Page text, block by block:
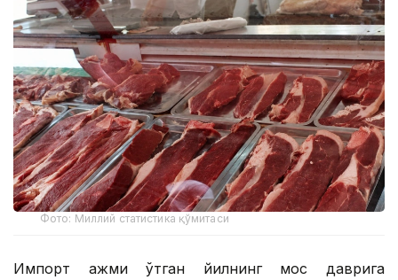
Фото: Миллий статистика қўмитаси
Импорт ҳажми ўтган йилнинг мос даврига